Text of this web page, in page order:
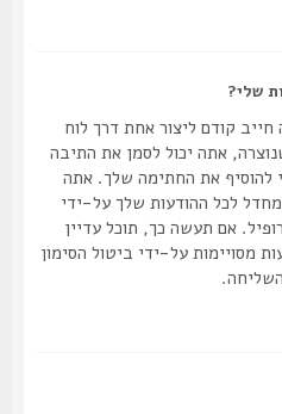
קודם ליצור אחת דרך לוח
אתה יכול לסמן את התיבה
את החתימה שלך. אתה
לכל ההודעות שלך על-ידי
אם תעשה כך, תוכל עדיין
על-ידי ביטול הסימון